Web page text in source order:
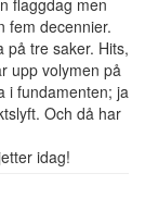
fem decennier.
på tre saker. Hits,
upp volymen på
i fundamenten; ja
Och då har
idag!